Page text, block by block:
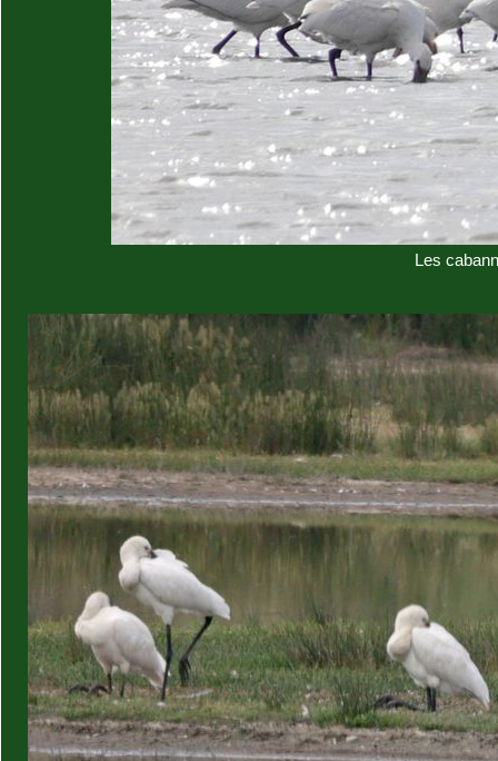
Les